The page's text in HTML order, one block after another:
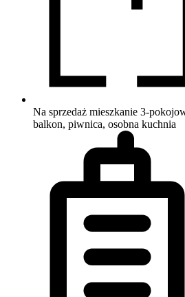
Na sprzedaż mieszkanie 3-
balkon, piwnica, osobna kuchnia